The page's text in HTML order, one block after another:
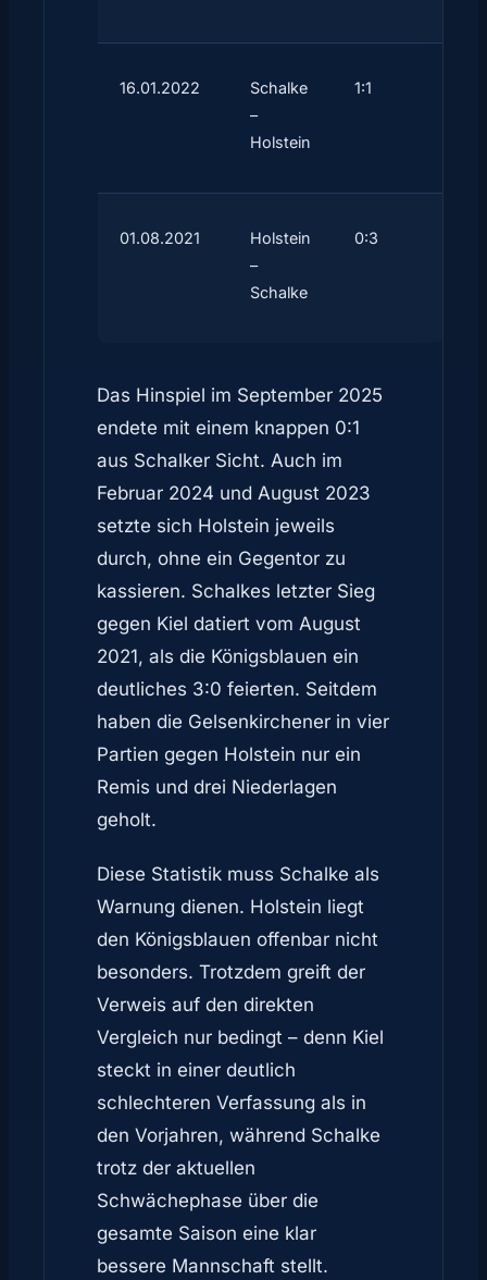
16.01.2022
Schalke
–
Holstein
1:1
01.08.2021
Holstein
–
Schalke
0:3
Das Hinspiel im September 2025
endete mit einem knappen 0:1
aus Schalker Sicht. Auch im
Februar 2024 und August 2023
setzte sich Holstein jeweils
durch, ohne ein Gegentor zu
kassieren. Schalkes letzter Sieg
gegen Kiel datiert vom August
2021, als die Königsblauen ein
deutliches 3:0 feierten. Seitdem
haben die Gelsenkirchener in vier
Partien gegen Holstein nur ein
Remis und drei Niederlagen
geholt.
Diese Statistik muss Schalke als
Warnung dienen. Holstein liegt
den Königsblauen offenbar nicht
besonders. Trotzdem greift der
Verweis auf den direkten
Vergleich nur bedingt – denn Kiel
steckt in einer deutlich
schlechteren Verfassung als in
den Vorjahren, während Schalke
trotz der aktuellen
Schwächephase über die
gesamte Saison eine klar
bessere Mannschaft stellt.